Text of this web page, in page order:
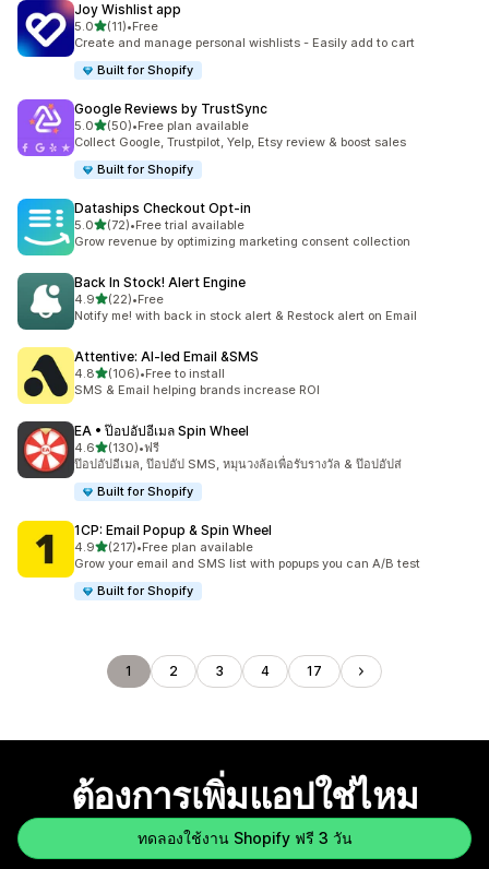
Joy Wishlist app
5.0เต็ม 5 ดาว
(11)
ทั้งหมด 11 รีวิว
•Free
Create and manage personal wishlists - Easily add to cart
Built for Shopify
Google Reviews by TrustSync
5.0เต็ม 5 ดาว
(50)
ทั้งหมด 50 รีวิว
•Free plan available
Collect Google, Trustpilot, Yelp, Etsy review & boost sales
Built for Shopify
Dataships Checkout Opt‑in
5.0เต็ม 5 ดาว
(72)
ทั้งหมด 72 รีวิว
•Free trial available
Grow revenue by optimizing marketing consent collection
Back In Stock! Alert Engine
4.9เต็ม 5 ดาว
(22)
ทั้งหมด 22 รีวิว
•Free
Notify me! with back in stock alert & Restock alert on Email
Attentive: AI‑led Email &SMS
4.8เต็ม 5 ดาว
(106)
ทั้งหมด 106 รีวิว
•Free to install
SMS & Email helping brands increase ROI
EA • ป๊อปอัปอีเมล Spin Wheel
4.6เต็ม 5 ดาว
(130)
ทั้งหมด 130 รีวิว
•ฟรี
ป๊อปอัปอีเมล, ป๊อปอัป SMS, หมุนวงล้อเพื่อรับรางวัล & ป๊อปอัปส่
Built for Shopify
1CP: Email Popup & Spin Wheel
4.9เต็ม 5 ดาว
(217)
ทั้งหมด 217 รีวิว
•Free plan available
Grow your email and SMS list with popups you can A/B test
Built for Shopify
1 2 3 4 17
ต้องการเพิ่มแอปใช่ไหม
ทดลองใช้งาน Shopify ฟรี 3 วัน